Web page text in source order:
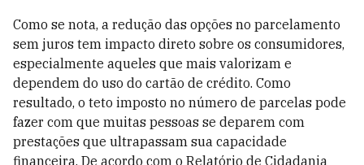
Como se nota, a redução das opções no parcelamento
sem juros tem impacto direto sobre os consumidores,
especialmente aqueles que mais valorizam e
dependem do uso do cartão de crédito. Como
resultado, o teto imposto no número de parcelas pode
fazer com que muitas pessoas se deparem com
prestações que ultrapassam sua capacidade
financeira. De acordo com o Relatório de Cidadania